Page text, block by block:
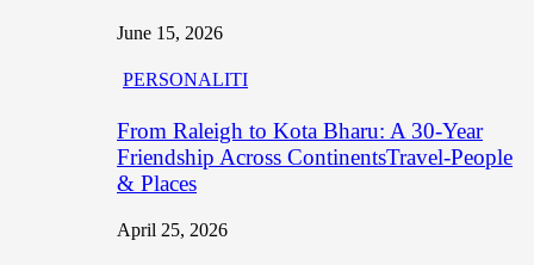
June 15, 2026
PERSONALITI
From Raleigh to Kota Bharu: A 30-Year
Friendship Across ContinentsTravel-People
& Places
April 25, 2026